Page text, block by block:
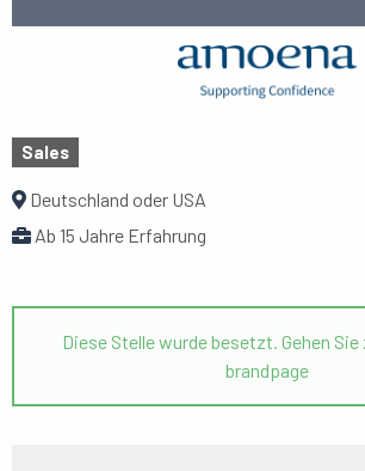
Sales
Deutschland oder USA
Ab 15 Jahre Erfahrung
Diese Stelle wurde besetzt. Gehen Sie
brandpage